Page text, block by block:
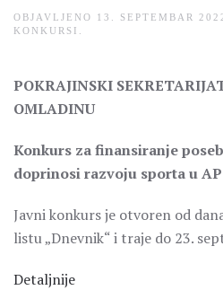
OBJAVLJENO 13. SEPTEMBAR
KONKURSI
POKRAJINSKI
OMLADINU
Konkurs za finansiranje
doprinosi razvoju sporta u
Javni konkurs je otvoren od
listu „Dnevnik“ i traje do 23.
Detaljnije